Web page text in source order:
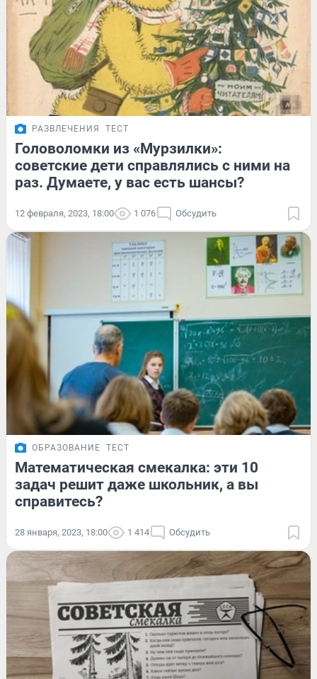
РАЗВЛЕЧЕНИЯ ТЕСТ
Головоломки из «Мурзилки»:
советские дети справлялись с ними на
раз. Думаете, у вас есть шансы?
12 февраля, 2023, 18:00 1 076 Обсудить
ОБРАЗОВАНИЕ ТЕСТ
Математическая смекалка: эти 10
задач решит даже школьник, а вы
справитесь?
28 января, 2023, 18:00 1 414 Обсудить